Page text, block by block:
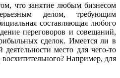
что занятие любым бизнесом
делом, требующим
составляющая любого
переговоров и совещаний,
сделок. Имеется ли в
место для чего-то
восхитительного? Например, для